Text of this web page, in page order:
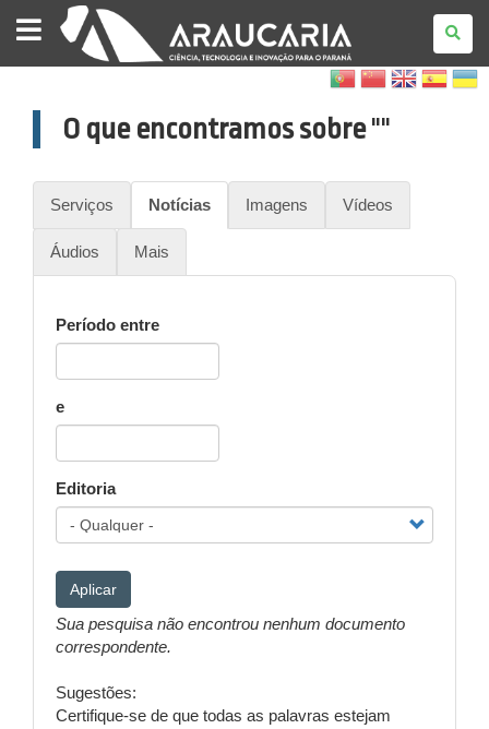
FUNDAÇÃO
ARAUCÁRIA
O que encontramos sobre""
Serviços Notícias Imagens Vídeos
Áudios Mais
Período entre
e
Editoria
Aplicar
Sua pesquisa não encontrou nenhum documento
correspondente.
Sugestões:
Certifique-se de que todas as palavras estejam